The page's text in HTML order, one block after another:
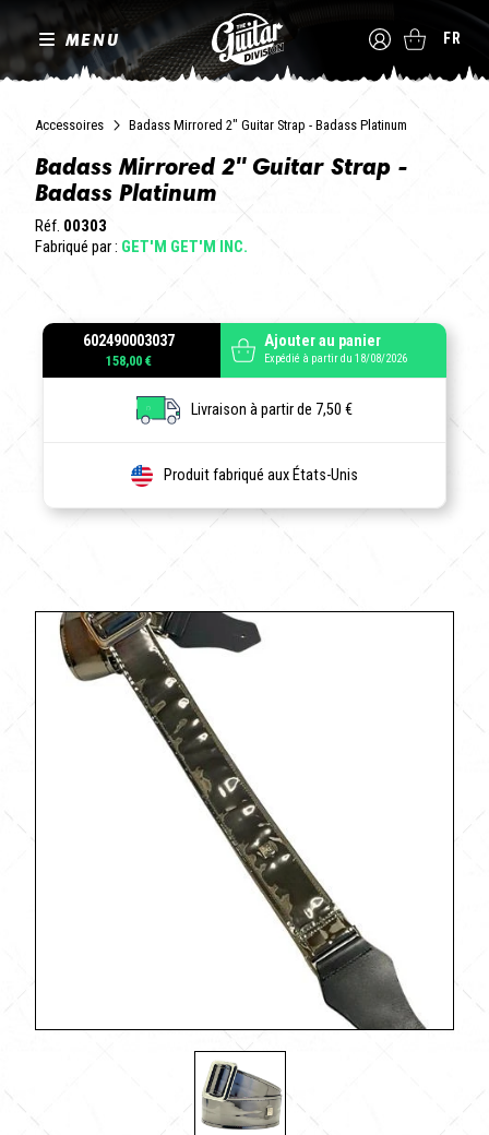
MENU FR
Accessoires Badass Mirrored 2" Guitar Strap - Badass Platinum
Badass Mirrored 2" Guitar Strap -
Badass Platinum
Réf. 00303
Fabriqué par : GET'M GET'M INC.
602490003037
158,00 €
Ajouter au panier
Expédié à partir du 18/08/2026
Livraison à partir de 7,50 €
Produit fabriqué aux États-Unis